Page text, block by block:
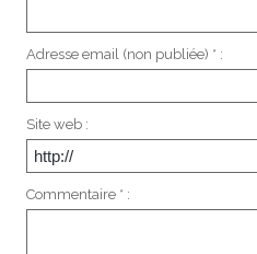
Adresse email (non publiée) * :
Site web :
Commentaire * :